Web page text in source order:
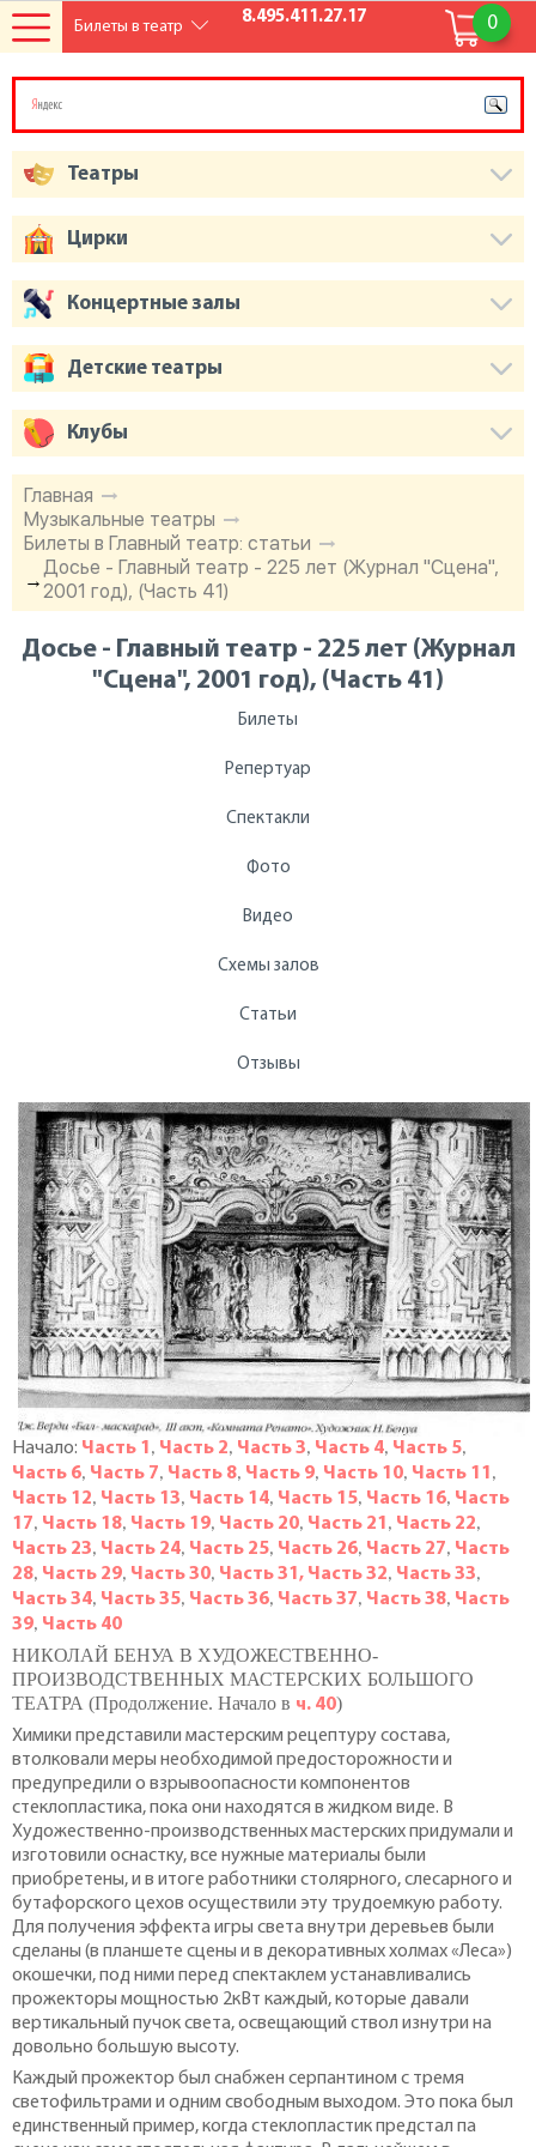
0
8.495.411.27.17
Главная
Музыкальные театры
Билеты в Главный театр: статьи
→
Досье - Главный театр - 225 лет (Журнал "Сцена",
2001 год), (Часть 41)
Досье - Главный театр - 225 лет (Журнал
"Сцена", 2001 год), (Часть 41)
Билеты
Репертуар
Спектакли
Фото
Видео
Схемы залов
Статьи
Отзывы
Начало: Часть 1 , Часть 2, Часть 3, Часть 4, Часть 5,
Часть 6, Часть 7, Часть 8, Часть 9, Часть 10, Часть 11 ,
Часть 12, Часть 13, Часть 14, Часть 15, Часть 16, Часть
17, Часть 18, Часть 19, Часть 20, Часть 21 , Часть 22,
Часть 23, Часть 24, Часть 25, Часть 26, Часть 27, Часть
28, Часть 29, Часть 30, Часть 31 , Часть 32, Часть 33,
Часть 34, Часть 35, Часть 36, Часть 37, Часть 38, Часть
39, Часть 40
НИКОЛАЙ БЕНУА В ХУДОЖЕСТВЕННО-
ПРОИЗВОДСТВЕННЫХ МАСТЕРСКИХ БОЛЬШОГО
ТЕАТРА (Продолжение. Начало в ч. 40)
Химики представили мастерским рецептуру состава,
втолковали меры необходимой предосторожности и
предупредили о взрывоопасности компонентов
стеклопластика, пока они находятся в жидком виде. В
Художественно-производственных мастерских придумали и
изготовили оснастку, все нужные материалы были
приобретены, и в итоге работники столярного, слесарного и
бутафорского цехов осуществили эту трудоемкую работу.
Для получения эффекта игры света внутри деревьев были
сделаны (в планшете сцены и в декоративных холмах «Леса»)
окошечки, под ними перед спектаклем устанавливались
прожекторы мощностью 2кВт каждый, которые давали
вертикальный пучок света, освещающий ствол изнутри на
довольно большую высоту.
Каждый прожектор был снабжен серпантином с тремя
светофильтрами и одним свободным выходом. Это пока был
единственный пример, когда стеклопластик предстал па
Театры
Цирки
Концертные залы
Детские театры
Клубы
Билеты в театр